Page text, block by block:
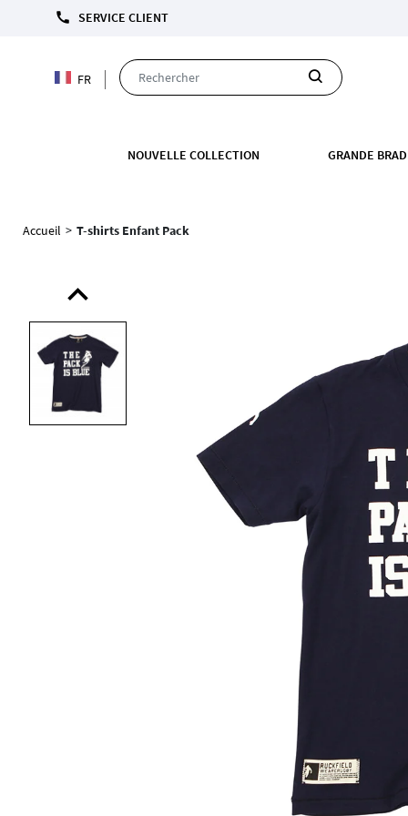
call SERVICE CLIENT
FR
NOUVELLE COLLECTION GRANDE
Accueil > T-shirts Enfant Pack
expand_less